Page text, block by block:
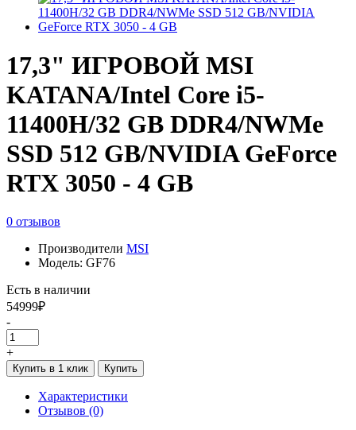
17,3" ИГРОВОЙ MSI
KATANA/Intel Core i5-
11400H/32 GB DDR4/NWMe
SSD 512 GB/NVIDIA GeForce
RTX 3050 - 4 GB
0 отзывов
Производители MSI
Модель: GF76
Есть в наличии
54999₽
-
+
Купить в 1 клик Купить
Характеристики
Отзывов (0)